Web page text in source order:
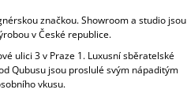
značkou. Showroom a studio jsou
v České republice.
ulici 3 v Praze 1. Luxusní sběratelské
Qubusu jsou proslulé svým nápaditým
vkusu.